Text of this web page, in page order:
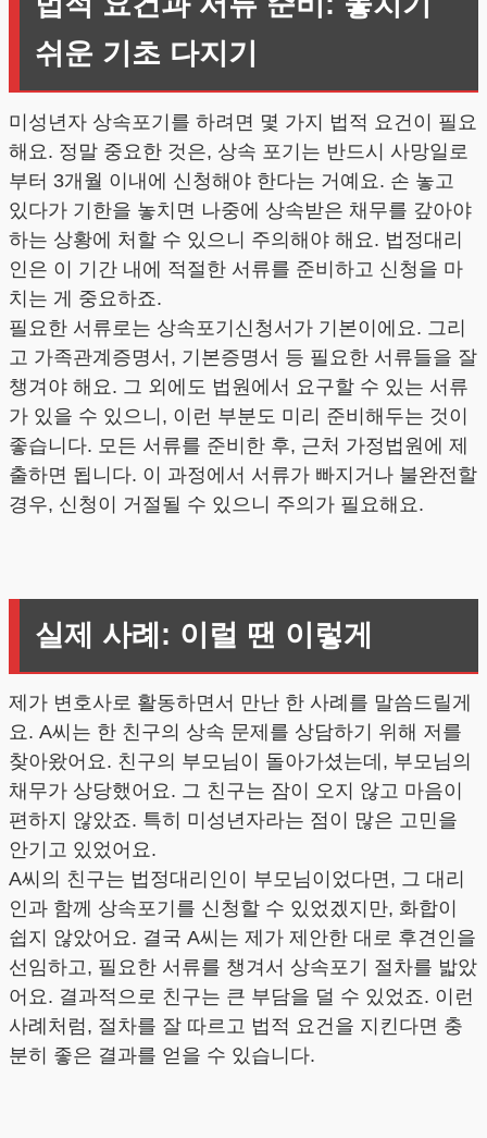
쉬운 기초 다지기
미성년자 상속포기를 하려면 몇 가지 법적 요건이 필요
해요. 정말 중요한 것은, 상속 포기는 반드시 사망일로
부터 3개월 이내에 신청해야 한다는 거예요. 손 놓고
있다가 기한을 놓치면 나중에 상속받은 채무를 갚아야
하는 상황에 처할 수 있으니 주의해야 해요. 법정대리
인은 이 기간 내에 적절한 서류를 준비하고 신청을 마
치는 게 중요하죠.
필요한 서류로는 상속포기신청서가 기본이에요. 그리
고 가족관계증명서, 기본증명서 등 필요한 서류들을 잘
챙겨야 해요. 그 외에도 법원에서 요구할 수 있는 서류
가 있을 수 있으니, 이런 부분도 미리 준비해두는 것이
좋습니다. 모든 서류를 준비한 후, 근처 가정법원에 제
출하면 됩니다. 이 과정에서 서류가 빠지거나 불완전할
경우, 신청이 거절될 수 있으니 주의가 필요해요.
실제 사례: 이럴 땐 이렇게
제가 변호사로 활동하면서 만난 한 사례를 말씀드릴게
요. A씨는 한 친구의 상속 문제를 상담하기 위해 저를
찾아왔어요. 친구의 부모님이 돌아가셨는데, 부모님의
채무가 상당했어요. 그 친구는 잠이 오지 않고 마음이
편하지 않았죠. 특히 미성년자라는 점이 많은 고민을
안기고 있었어요.
A씨의 친구는 법정대리인이 부모님이었다면, 그 대리
인과 함께 상속포기를 신청할 수 있었겠지만, 화합이
쉽지 않았어요. 결국 A씨는 제가 제안한 대로 후견인을
선임하고, 필요한 서류를 챙겨서 상속포기 절차를 밟았
어요. 결과적으로 친구는 큰 부담을 덜 수 있었죠. 이런
사례처럼, 절차를 잘 따르고 법적 요건을 지킨다면 충
분히 좋은 결과를 얻을 수 있습니다.